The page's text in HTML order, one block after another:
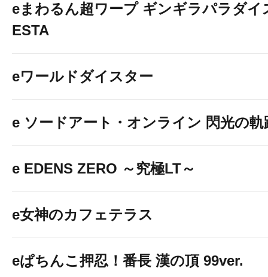
eまわるん超ワープ ギンギラパラダイ
ESTA
eワールドダイスター
e ソードアート・オンライン 閃光の軌
e EDENS ZERO ～究極LT～
e女神のカフェテラス
eぱちんこ押忍！番長 漢の頂 99ver.